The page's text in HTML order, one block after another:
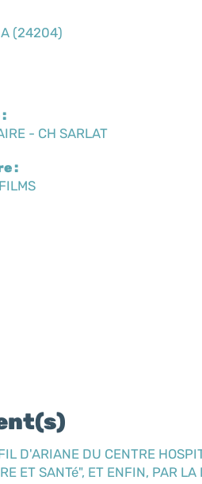
(24204)
- CH SARLAT
:
D'ARIANE DU CENTRE
ET SANTé", ET ENFIN, PAR